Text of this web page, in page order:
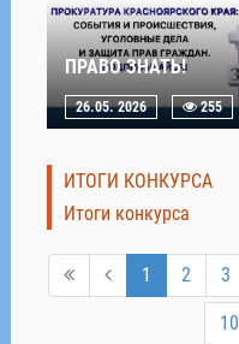
ПРАВО ЗНАТЬ!
26.05. 2026 255
ИТОГИ КОНКУРСА
Итоги конкурса
1 2 3
10